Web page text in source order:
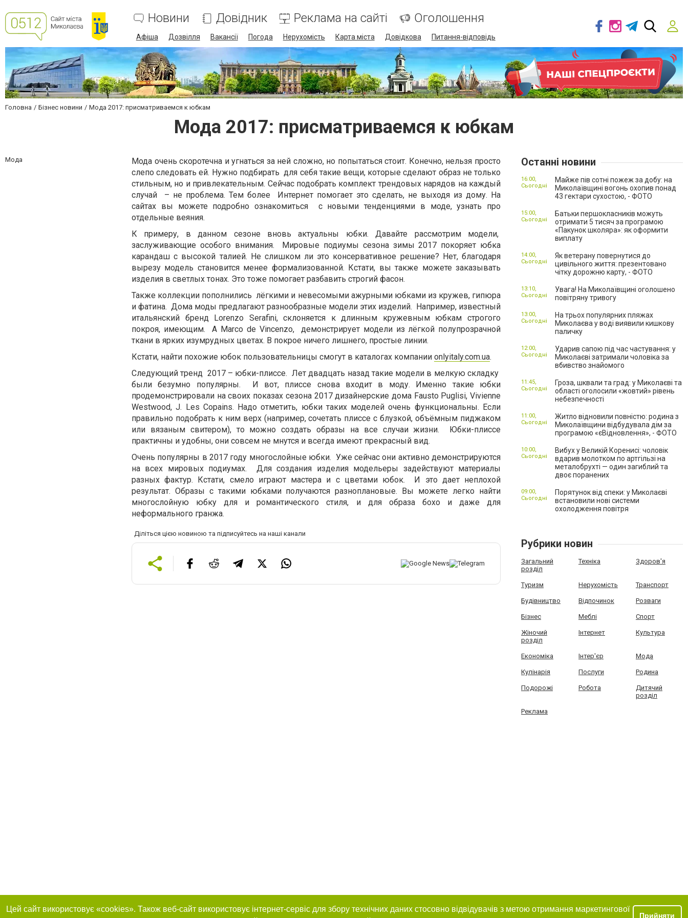
Новини Довідник Реклама на сайті Оголошення
Афіша Дозвілля Вакансії Погода Нерухомість Карта міста Довідкова Питання-відповідь
Головна Бізнес новини Мода 2017: присматриваемся к юбкам
Мода 2017: присматриваемся к юбкам
Мода
Мода очень скоротечна и угнаться за ней сложно, но попытаться стоит. Конечно, нельзя просто
слепо следовать ей. Нужно подбирать для себя такие вещи, которые сделают образ не только
стильным, но и привлекательным. Сейчас подобрать комплект трендовых нарядов на каждый
случай – не проблема. Тем более Интернет помогает это сделать, не выходя из дому. На
сайтах вы можете подробно ознакомиться с новыми тенденциями в моде, узнать про
отдельные веяния.
К примеру, в данном сезоне вновь актуальны юбки. Давайте рассмотрим модели,
заслуживающие особого внимания. Мировые подиумы сезона зимы 2017 покоряет юбка
карандаш с высокой талией. Не слишком ли это консервативное решение? Нет, благодаря
вырезу модель становится менее формализованной. Кстати, вы также можете заказывать
изделия в светлых тонах. Это тоже помогает разбавить строгий фасон.
Также коллекции пополнились лёгкими и невесомыми ажурными юбками из кружев, гипюра
и фатина. Дома моды предлагают разнообразные модели этих изделий. Например, известный
итальянский бренд Lorenzo Serafini, склоняется к длинным кружевным юбкам строгого
покроя, имеющим. А Marco de Vincenzo, демонстрирует модели из лёгкой полупрозрачной
ткани в ярких изумрудных цветах. В покрое ничего лишнего, простые линии.
Кстати, найти похожие юбок пользовательницы смогут в каталогах компании onlyitaly.com.ua.
Следующий тренд 2017 – юбки-плиссе. Лет двадцать назад такие модели в мелкую складку
были безумно популярны. И вот, плиссе снова входит в моду. Именно такие юбки
продемонстрировали на своих показах сезона 2017 дизайнерские дома Fausto Puglisi, Vivienne
Westwood, J. Les Copains. Надо отметить, юбки таких моделей очень функциональны. Если
правильно подобрать к ним верх (например, сочетать плиссе с блузкой, объёмным пиджаком
или вязаным свитером), то можно создать образы на все случаи жизни. Юбки-плиссе
практичны и удобны, они совсем не мнутся и всегда имеют прекрасный вид.
Очень популярны в 2017 году многослойные юбки. Уже сейчас они активно демонстрируются
на всех мировых подиумах. Для создания изделия модельеры задействуют материалы
разных фактур. Кстати, смело играют мастера и с цветами юбок. И это дает неплохой
результат. Образы с такими юбками получаются разноплановые. Вы можете легко найти
многослойную юбку для и романтического стиля, и для образа бохо и даже для
неформального гранжа.
Діліться цією новиною та підписуйтесь на наші канали
Останні новини
Майже пів сотні пожеж за добу: на
Миколаївщині вогонь охопив понад
43 гектари сухостою, - ФОТО
16:00,
Сьогодні
Батьки першокласників можуть
отримати 5 тисяч за програмою
«Пакунок школяра»: як оформити
виплату
15:00,
Сьогодні
Як ветерану повернутися до
цивільного життя: презентовано
чітку дорожню карту, - ФОТО
14:00,
Сьогодні
Увага! На Миколаївщині оголошено
повітряну тривогу
13:10,
Сьогодні
На трьох популярних пляжах
Миколаєва у воді виявили кишкову
паличку
13:00,
Сьогодні
Ударив сапою під час частування: у
Миколаєві затримали чоловіка за
вбивство знайомого
12:00,
Сьогодні
Гроза, шквали та град: у Миколаєві та
області оголосили «жовтий» рівень
небезпечності
11:45,
Сьогодні
Житло відновили повністю: родина з
Миколаївщини відбудувала дім за
програмою «єВідновлення», - ФОТО
11:00,
Сьогодні
Вибух у Великій Коренисі: чоловік
вдарив молотком по артгільзі на
металобрухті — один загиблий та
двоє поранених
10:00,
Сьогодні
Порятунок від спеки: у Миколаєві
встановили нові системи
охолодження повітря
09:00,
Сьогодні
Рубрики новин
Загальний
розділ
Техніка Здоров'я
Туризм Нерухомість Транспорт
Будівництво Відпочинок Розваги
Бізнес Меблі Спорт
Жіночий
розділ
Інтернет Культура
Економіка Інтер'єр Мода
Кулінарія Послуги Родина
Подорожі Робота
Дитячий
розділ
Реклама
Цей сайт використовує «cookies». Також веб-сайт використовує інтернет-сервіс для збору технічних даних стосовно відвідувачів з метою отримання маркетингової
Прийняти